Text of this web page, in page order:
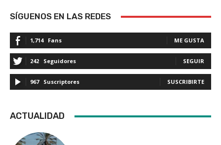
SÍGUENOS EN LAS REDES
1,714 Fans ME GUSTA
242 Seguidores SEGUIR
967 Suscriptores SUSCRIBIRTE
ACTUALIDAD